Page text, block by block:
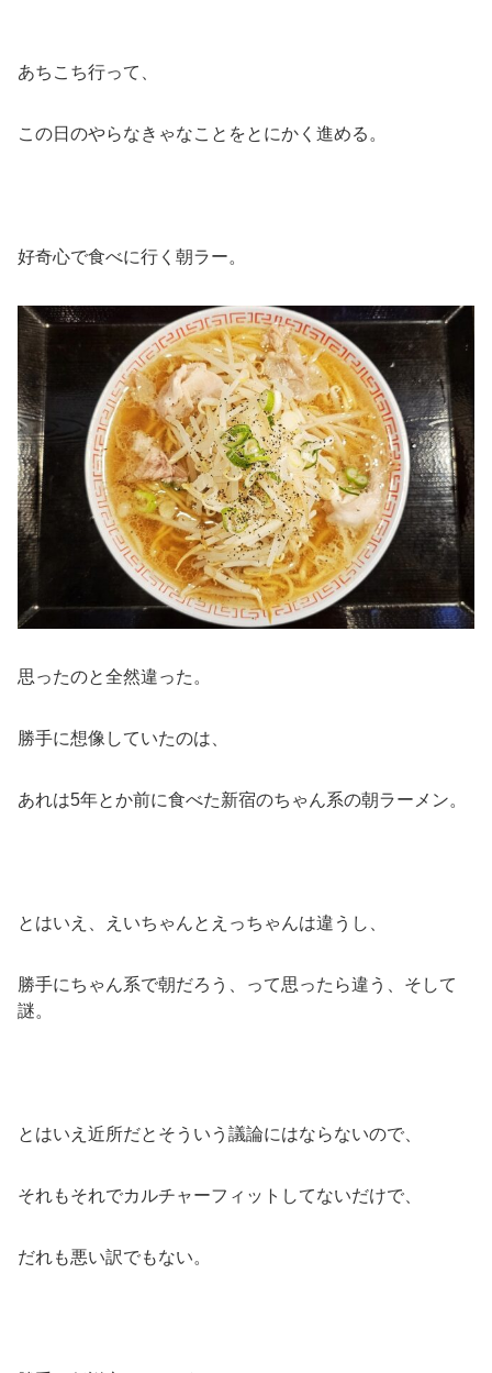
あちこち行って、
この日のやらなきゃなことをとにかく進める。
好奇心で食べに行く朝ラー。
思ったのと全然違った。
勝手に想像していたのは、
あれは5年とか前に食べた新宿のちゃん系の朝ラーメン。
とはいえ、えいちゃんとえっちゃんは違うし、
勝手にちゃん系で朝だろう、って思ったら違う、そして
謎。
とはいえ近所だとそういう議論にはならないので、
それもそれでカルチャーフィットしてないだけで、
だれも悪い訳でもない。